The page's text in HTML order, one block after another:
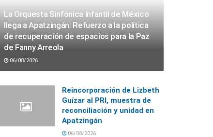
La Orquesta Sinfónica Infantil de México
llega a Apatzingán: Refuerzo a la política
de recuperación de espacios para la Paz
de Fanny Arreola
06/08/2026
Reincorporación de Lizbeth
Guízar al PRI, muestra de
reconciliación y unidad en
Apatzingán
06/08/2026